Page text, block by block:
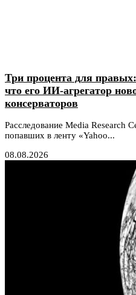
Три процента для
что его ИИ-агрегатор
консерваторов
Расследование Media Research
попавших в ленту «Yahoo...
08.08.2026